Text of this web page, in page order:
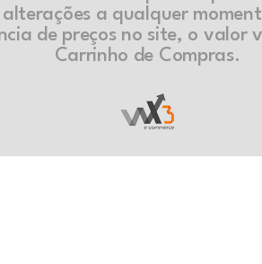
a qualquer
de preços no site, o valor
Carrinho de Compras.